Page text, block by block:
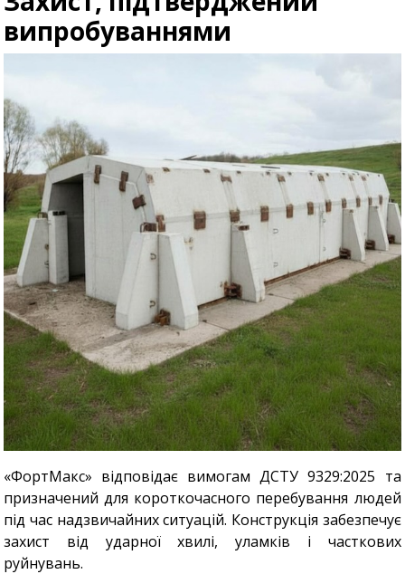
випробуваннями
«ФортМакс» відповідає вимогам ДСТУ 9329:2025 та
призначений для короткочасного перебування людей
під час надзвичайних ситуацій. Конструкція забезпечує
захист від ударної хвилі, уламків і часткових
руйнувань.